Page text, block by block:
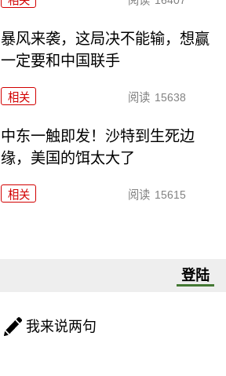
暴风来袭，这局决不能输，想赢
一定要和中国联手
相关 阅读 15638
中东一触即发！沙特到生死边
缘，美国的饵太大了
相关 阅读 15615
登陆
我来说两句